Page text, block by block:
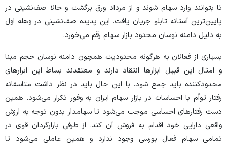
تا بتوانند وارد سهام شوند و از مرداد ورق برگشت و حالا صف‌نشینی در
پایین‌ترین آستانه تابلو جریان یافت. این پدیده صف‌نشینی در وهله اول
به دلیل دامنه نوسان محدود بازار سهام رقم می‌خورد.
بسیاری از فعالان به هرگونه محدودیت همچون دامنه نوسان حجم مبنا
و امثال این قبیل ابزار‌ها انتقاد دارند و معتقدند بساط این ابزار‌های
محدودکننده باید جمع شود. با این حال باید در نظر داشت متاسفانه
رفتار توأم با احساسات در بازار سهام ایران به وفور تکرار می‌شود. همین
دست رفتار‌های احساسی موجب می‌شود تا سهامدار بدون توجه به ارزش
واقعی دارایی خود اقدام به فروش آن کند. از طرفی بازارگردان قوی در
تمامی سهام فعال بورسی وجود ندارد و همین عاملی می‌شود تا